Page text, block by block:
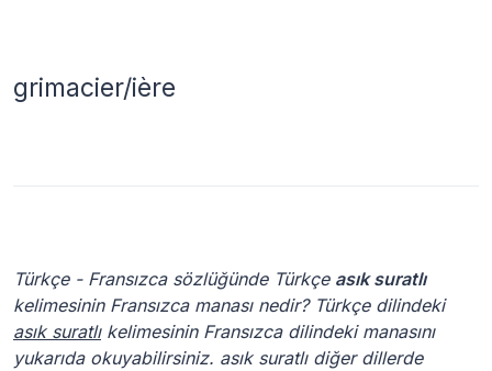
grimacier/ière
Türkçe - Fransızca sözlüğünde Türkçe asık suratlı
kelimesinin Fransızca manası nedir? Türkçe dilindeki
asık suratlıkelimesinin Fransızca dilindeki manasını
yukarıda okuyabilirsiniz. asık suratlı diğer dillerde